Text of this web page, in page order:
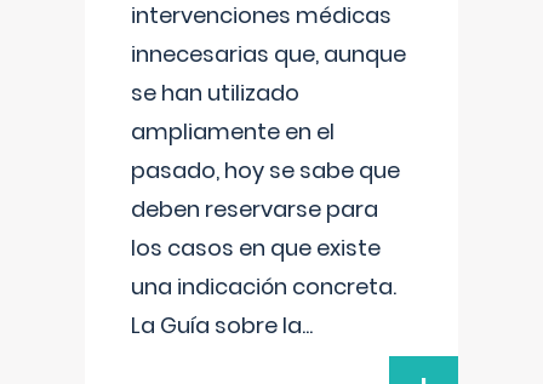
intervenciones médicas
innecesarias que, aunque
se han utilizado
ampliamente en el
pasado, hoy se sabe que
deben reservarse para
los casos en que existe
una indicación concreta.
La Guía sobre la...